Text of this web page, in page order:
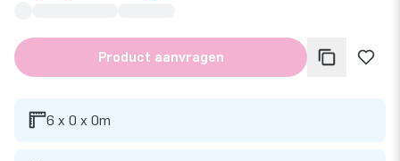
Product aanvragen
6 x 0 x 0m